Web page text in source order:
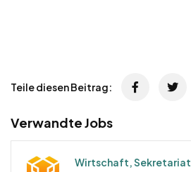
Teile diesen Beitrag:
Verwandte Jobs
Wirtschaft, Sekretariat